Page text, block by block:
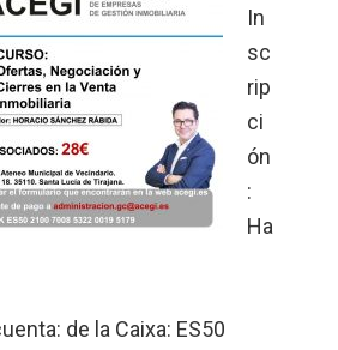
In
sc
rip
ci
ón
:
Ha
de la Caixa: ES50